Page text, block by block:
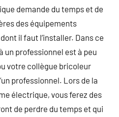
demande du temps et de
des équipements
il faut l’installer. Dans ce
un professionnel est à peu
votre collègue bricoleur
professionnel. Lors de la
électrique, vous ferez des
de perdre du temps et qui